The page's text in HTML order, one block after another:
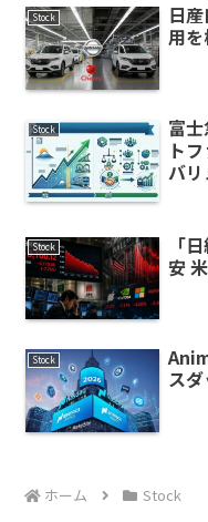
Stock
日
用
Stock
富
ト
バ
Stock
「
安
Stock
ス
ホーム Stock